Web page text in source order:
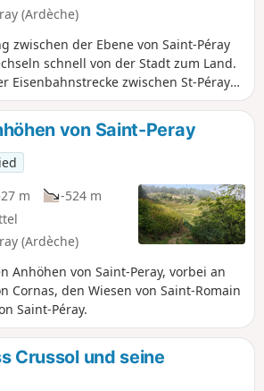
(Ardèche)
zwischen der Ebene von Saint-Péray
schnell von der Stadt zum Land.
Eisenbahnstrecke zwischen St-Péray
der Umgehungsarbeiten in St-
(2) folgen Sie der D86 in
biegen Sie dann nach der Tankstelle
Straße rechts ein, um zum
3 und 4) zu gelangen.
von Saint-Peray
m
-524 m
(Ardèche)
Anhöhen von Saint-Peray, vorbei an
Cornas, den Wiesen von Saint-Romain
Saint-Péray.
Crussol und seine